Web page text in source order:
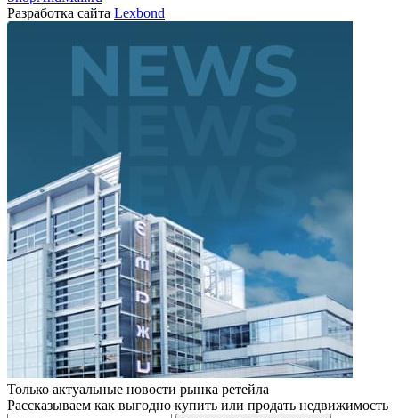
ShopAndMall.ru
Разработка сайтаLexbond
Только актуальные новости рынка ретейла